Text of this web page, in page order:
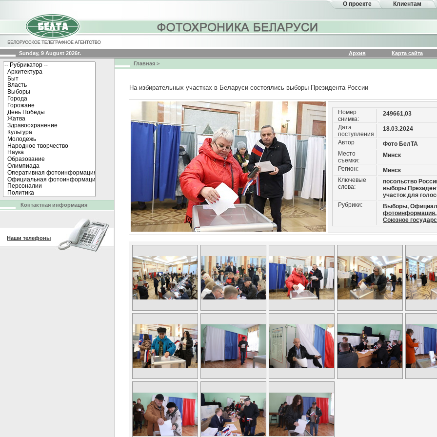
О проекте Клиентам
Sunday, 9 August 2026г. Архив
Карта сайта
Главная >
На избирательных участках в Беларуси состоялись выборы Президента России
Номер
снимка:
249661,03
Дата
поступления
18.03.2024
Автор
Фото БелТА
Место
съемки:
Минск
Регион:
Минск
Ключевые
слова:
посольство
выборы
участок для
Рубрики:
Выборы,
фотоинформация,
Союзное
Контактная информация
Наши телефоны